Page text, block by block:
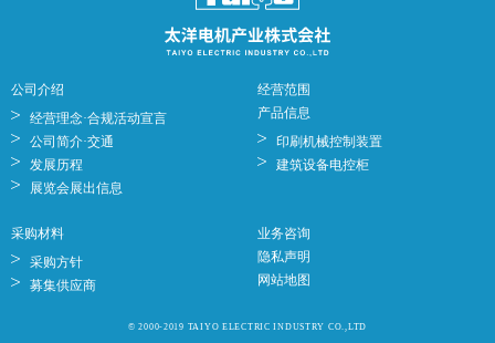
公司介绍
经营理念·合规活动宣言
公司简介·交通
发展历程
展览会展出信息
经营范围
产品信息
印刷机械控制装置
建筑设备电控柜
采购材料
采购方针
募集供应商
业务咨询
隐私声明
网站地图
© 2000-2019 TAIYO ELECTRIC INDUSTRY CO.,LTD